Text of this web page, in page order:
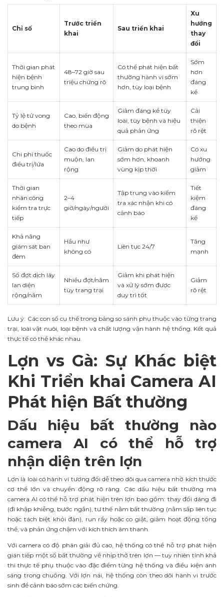
Chỉ số
Trước triển
khai
Sau triển khai
Xu
hướng
thay
đổi
Thời gian phát
hiện bệnh
trung bình
48–72 giờ sau
triệu chứng rõ
Có thể phát hiện bất
thường hành vi sớm
hơn, tùy loại bệnh
Sớm
hơn
đáng
kể
Tỷ lệ tử vong
do bệnh
Cao, biến động
theo mùa
Giảm đáng kể tùy
loài, tùy bệnh và hiệu
quả phản ứng
Cải
thiện
rõ rệt
Chi phí thuốc
điều trị/lứa
Cao do điều trị
muộn, lan
rộng
Giảm do phát hiện
sớm hơn, khoanh
vùng kịp thời
Có xu
hướng
giảm
Thời gian
nhân công
kiểm tra trực
tiếp
2–4
giờ/ngày/người
Tập trung vào kiểm
tra xác nhận khi có
cảnh báo
Tiết
kiệm
đáng
kể
Khả năng
giám sát ban
đêm
Hầu như
không có
Liên tục 24/7
Tăng
mạnh
Số đợt dịch lây
lan diện
rộng/năm
Nhiều đợt/năm
tùy trang trại
Giảm khi phát hiện
và xử lý sớm được
duy trì tốt
Giảm
rõ rệt
Lưu ý: Các con số cụ thể trong bảng so sánh phụ thuộc vào từng trang
trại, loài vật nuôi, loại bệnh và chất lượng vận hành hệ thống. Kết quả
thực tế có thể khác nhau.
Lợn vs Gà: Sự Khác biệt
Khi Triển khai Camera AI
Phát hiện Bất thường
Dấu hiệu bất thường nào
camera AI có thể hỗ trợ
nhận diện trên lợn
Lợn là loài có hành vi tương đối dễ theo dõi qua camera nhờ kích thước
cơ thể lớn và chuyển động rõ ràng. Các dấu hiệu bất thường mà
camera AI có thể hỗ trợ phát hiện trên lợn bao gồm: thay đổi dáng đi
(đi khập khiễng, bước ngắn), tư thế nằm bất thường (nằm sấp liên tục
hoặc tách biệt khỏi đàn), run rẩy hoặc co giật, giảm hoạt động tổng
thể, và phản ứng chậm với kích thích âm thanh.
Với camera có độ phân giải đủ cao, hệ thống có thể hỗ trợ phát hiện
gián tiếp một số bất thường về nhịp thở trên lợn — tuy nhiên tính khả
thi thực tế phụ thuộc vào đặc điểm từng hệ thống và điều kiện ánh
sáng trong chuồng. Với lợn nái, hệ thống còn theo dõi hành vi trước
sinh để cảnh báo sớm các biến chứng.